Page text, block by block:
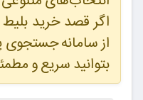
اگر قصد خرید بلیط
از سامانه جستجوی
بتوانید سریع و